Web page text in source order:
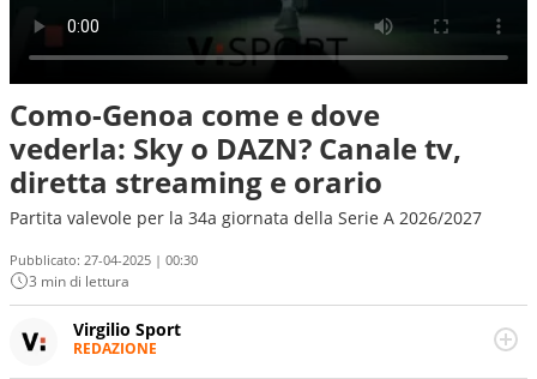
Como-Genoa come e dove
vederla: Sky o DAZN? Canale tv,
diretta streaming e orario
Partita valevole per la 34a giornata della Serie A 2026/2027
Pubblicato: 27-04-2025 | 00:30
3 min di lettura
Virgilio Sport
REDAZIONE